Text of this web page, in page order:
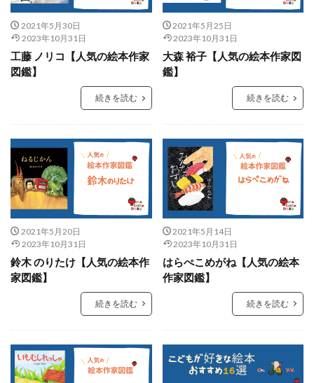
2021年5月30日
2023年10月31日
工藤 ノリコ【人気の絵本作家
図鑑】
続きを読む
2021年5月25日
2023年10月31日
大森 裕子【人気の絵本作家図
鑑】
続きを読む
2021年5月20日
2023年10月31日
鈴木 のりたけ【人気の絵本作
家図鑑】
続きを読む
2021年5月14日
2023年10月31日
はらぺこめがね【人気の絵本
作家図鑑】
続きを読む